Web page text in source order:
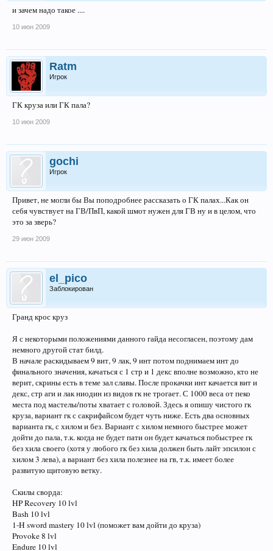
и зачем надо такое ....
10 июн 2009
Ratm
Игрок
ГК круза или ГК пала?
10 июн 2009
gochi
Игрок
Привет, не могли бы Вы поподробнее рассказать о ГК палах...Как он
себя чувствует на ГВ/ПвП, какой шмот нужен для ГВ ну и в целом, что
это за зверь?
29 июн 2009
el_pico
Заблокирован
Гранд крос круз
Я с некоторыми положениями данного гайда несогласен, поэтому дам
немного другой стат билд.
В начале раскидываем 9 вит, 9 лак, 9 инт потом поднимаем инт до
финального значения, качаться с 1 стр и 1 декс вполне возможно, кто не
верит, скрины есть в теме зал славы. После прокачки инт качается вит и
декс, стр аги и лак ниодин из видов гк не трогает. С 1000 веса от пеко
места под мастелы/поты хватает с головой. Здесь я опишу чистого гк
круза, вариант гк с сакрифайсом будет чуть ниже. Есть два основных
варианта гк, с хилом и без. Вариант с хилом немного быстрее может
дойти до пала, т.к. когда не будет пати он будет качаться побыстрее гк
без хила своего (хотя у любого гк без хила должен быть лайт эпсилон с
хилом 3 лева), а вариант без хила полезнее на гв, т.к. имеет более
развитую щитовую ветку.
Скилы сворда:
HP Recovery 10 lvl
Bash 10 lvl
1-H sword mastery 10 lvl (поможет вам дойти до круза)
Provoke 8 lvl
Endure 10 lvl